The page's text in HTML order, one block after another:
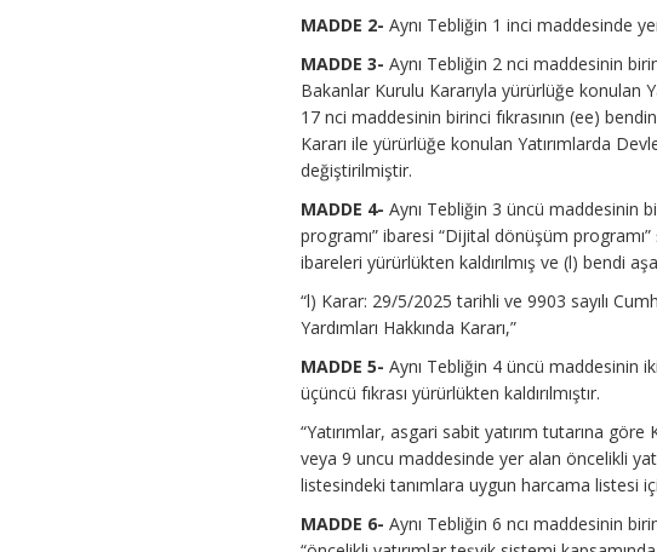
MADDE 2- Aynı Tebliğin 1 inci maddesinde
MADDE 3-Aynı Tebliğin 2 nci maddesinin
Bakanlar Kurulu Kararıyla yürürlüğe konulan
17 nci maddesinin birinci fıkrasının (ee)
Kararı ile yürürlüğe konulan Yatırımlarda
değiştirilmiştir.
MADDE 4-Aynı Tebliğin 3 üncü maddesinin
programı” ibaresi “Dijital dönüşüm
ibareleri yürürlükten kaldırılmış ve (l) bendi
“l) Karar: 29/5/2025 tarihli ve 9903 sayılı
Yardımları Hakkında Kararı,”
MADDE 5-Aynı Tebliğin 4 üncü maddesinin
üçüncü fıkrası yürürlükten kaldırılmıştır.
“Yatırımlar, asgari sabit yatırım tutarına
veya 9 uncu maddesinde yer alan öncelikli
listesindeki tanımlara uygun harcama listesi
MADDE 6-Aynı Tebliğin 6 ncı maddesinin